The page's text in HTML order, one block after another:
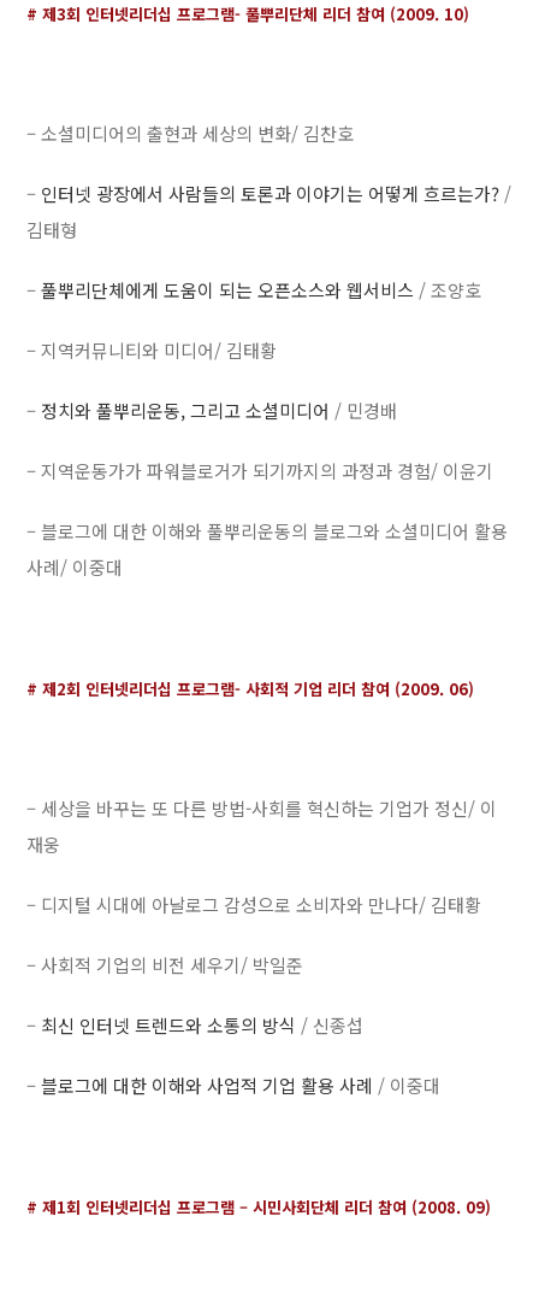
# 제3회 인터넷리더십 프로그램- 풀뿌리단체 리더 참여 (2009. 10)
– 소셜미디어의 출현과 세상의 변화/ 김찬호
– 인터넷 광장에서 사람들의 토론과 이야기는 어떻게 흐르는가? /
김태형
–풀뿌리단체에게 도움이 되는 오픈소스와 웹서비스 / 조양호
– 지역커뮤니티와 미디어/ 김태황
– 정치와 풀뿌리운동, 그리고 소셜미디어 / 민경배
– 지역운동가가 파워블로거가 되기까지의 과정과 경험/ 이윤기
– 블로그에 대한 이해와 풀뿌리운동의 블로그와 소셜미디어 활용
사례/ 이중대
# 제2회 인터넷리더십 프로그램- 사회적 기업 리더 참여 (2009. 06)
– 세상을 바꾸는 또 다른 방법-사회를 혁신하는 기업가 정신/ 이
재웅
– 디지털 시대에 아날로그 감성으로 소비자와 만나다/ 김태황
– 사회적 기업의 비전 세우기/ 박일준
– 최신 인터넷 트렌드와 소통의 방식 / 신종섭
–블로그에 대한 이해와 사업적 기업 활용 사례 / 이중대
# 제1회 인터넷리더십 프로그램 – 시민사회단체 리더 참여 (2008. 09)